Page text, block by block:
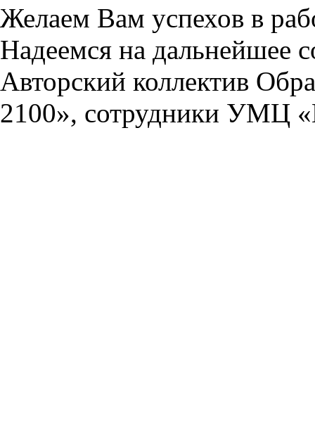
Желаем Вам успехов в
Надеемся на дальнейшее
Авторский коллектив
2100», сотрудники УМЦ